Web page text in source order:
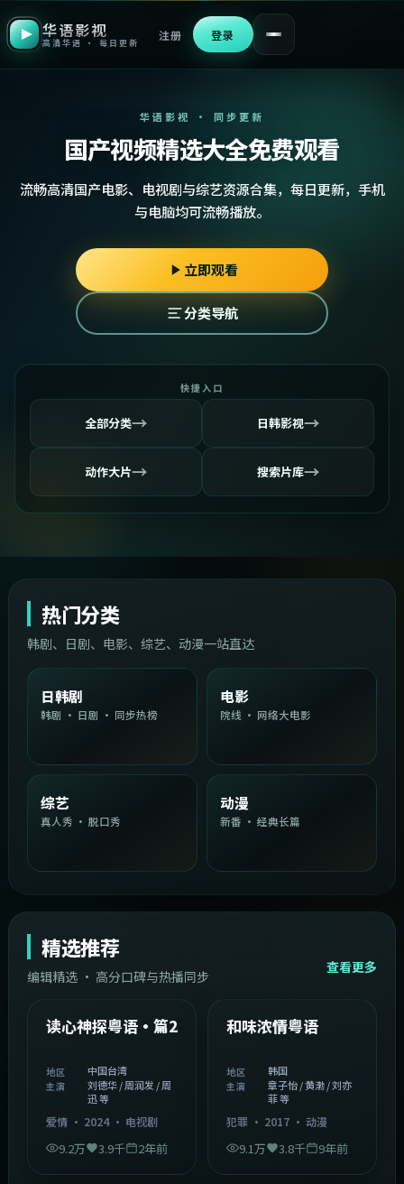
华语影视
高清华语 · 每日更新
注册 登录
华语影视 · 同步更新
国产视频精选大全免费观看
流畅高清国产电影、电视剧与综艺资源合集，每日更新，手机
与电脑均可流畅播放。
立即观看
分类导航
快捷入口
全部分类→ 日韩影视→
动作大片→ 搜索片库→
热门分类
韩剧、日剧、电影、综艺、动漫一站直达
日韩剧
韩剧 · 日剧 · 同步热榜
电影
院线 · 网络大电影
综艺
真人秀 · 脱口秀
动漫
新番 · 经典长篇
精选推荐
编辑精选 · 高分口碑与热播同步
查看更多
精选
中国台湾 1:54:36
读心神探粤语·篇2
地区 中国台湾
主演
刘德华 / 周润发 / 周
迅 等
爱情· 2024· 电视剧
9.2万 3.9千 2年前
精选
2:08:51
和味浓情粤语
地区 韩国
主演
章子怡 / 黄渤 / 刘亦
菲 等
犯罪· 2017· 动漫
9.1万 3.8千 9年前